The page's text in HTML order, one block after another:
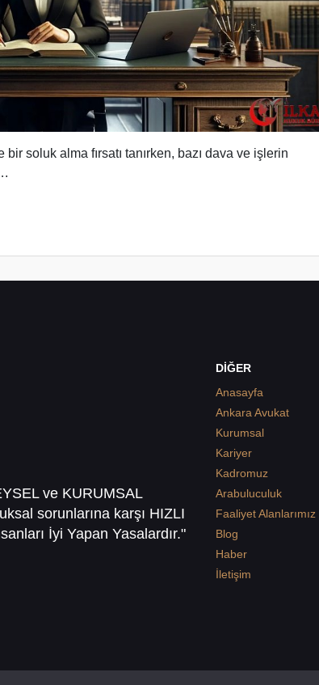
soluk alma fırsatı tanırken, bazı dava ve işlerin
ve KURUMSAL
sorunlarına karşı HIZLI
İyi Yapan Yasalardır."
DİĞER
Anasayfa
Ankara Avukat
Kurumsal
Kariyer
Kadromuz
Arabuluculuk
Faaliyet Alanlarımız
Blog
Haber
İletişim